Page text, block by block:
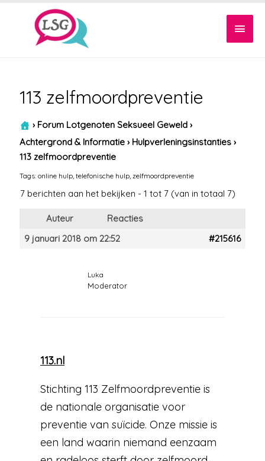
113 zelfmoordpreventie
› Forum Lotgenoten Seksueel Geweld ›
Achtergrond & Informatie › Hulpverleningsinstanties ›
113 zelfmoordpreventie
Tags:online hulp ,telefonische hulp zelfmoordpreventie
7 berichten aan het bekijken - 1 tot 7 (van in totaal 7)
Auteur
Reacties
9 januari 2018 om 22:52
#215616
Luka
Moderator
113.nl
Stichting 113 Zelfmoordpreventie is
de nationale organisatie voor
preventie van suïcide. Onze missie is
een land waarin niemand eenzaam